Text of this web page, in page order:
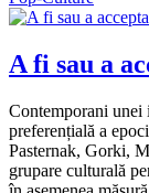
A fi sau a
Contemporani unei
preferențială a
Pasternak, Gorki,
grupare culturală